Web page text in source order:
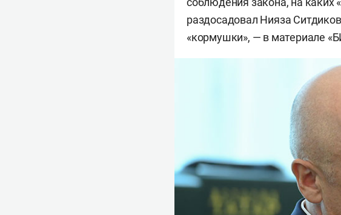
раздосадовал Нияза
«кормушки», — в материале